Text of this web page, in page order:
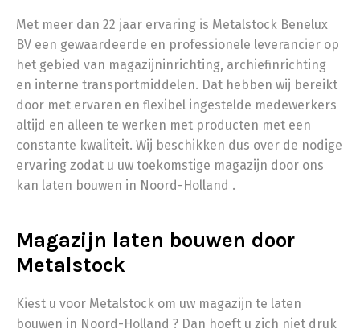
Met meer dan 22 jaar ervaring is Metalstock Benelux
BV een gewaardeerde en professionele leverancier op
het gebied van magazijninrichting, archiefinrichting
en interne transportmiddelen. Dat hebben wij bereikt
door met ervaren en flexibel ingestelde medewerkers
altijd en alleen te werken met producten met een
constante kwaliteit. Wij beschikken dus over de nodige
ervaring zodat u uw toekomstige magazijn door ons
kan laten bouwen in Noord-Holland .
Magazijn laten bouwen door
Metalstock
Kiest u voor Metalstock om uw magazijn te laten
bouwen in Noord-Holland ? Dan hoeft u zich niet druk